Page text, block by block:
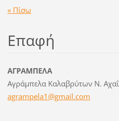
« Πίσω
Επαφή
ΑΓΡΑΜΠΕΛΑ
Αγράμπελα Καλαβρύτων Ν.
agrampela1@gmail.com